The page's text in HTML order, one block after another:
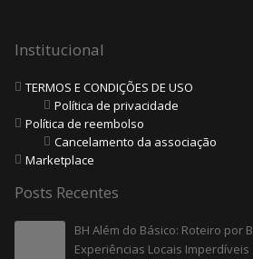
Institucional
TERMOS E CONDIÇÕES DE USO
Política de privacidade
Política de reembolso
Cancelamento da associação
Marketplace
Posts Recentes
BH Além do Básico: Roteiro por
Experiências Locais Imperdíveis